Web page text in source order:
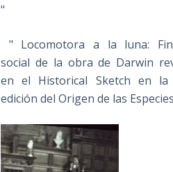
"
" Locomotora a la luna:
social de la obra de Darwin
en el Historical Sketch en la
edición del Origen de las